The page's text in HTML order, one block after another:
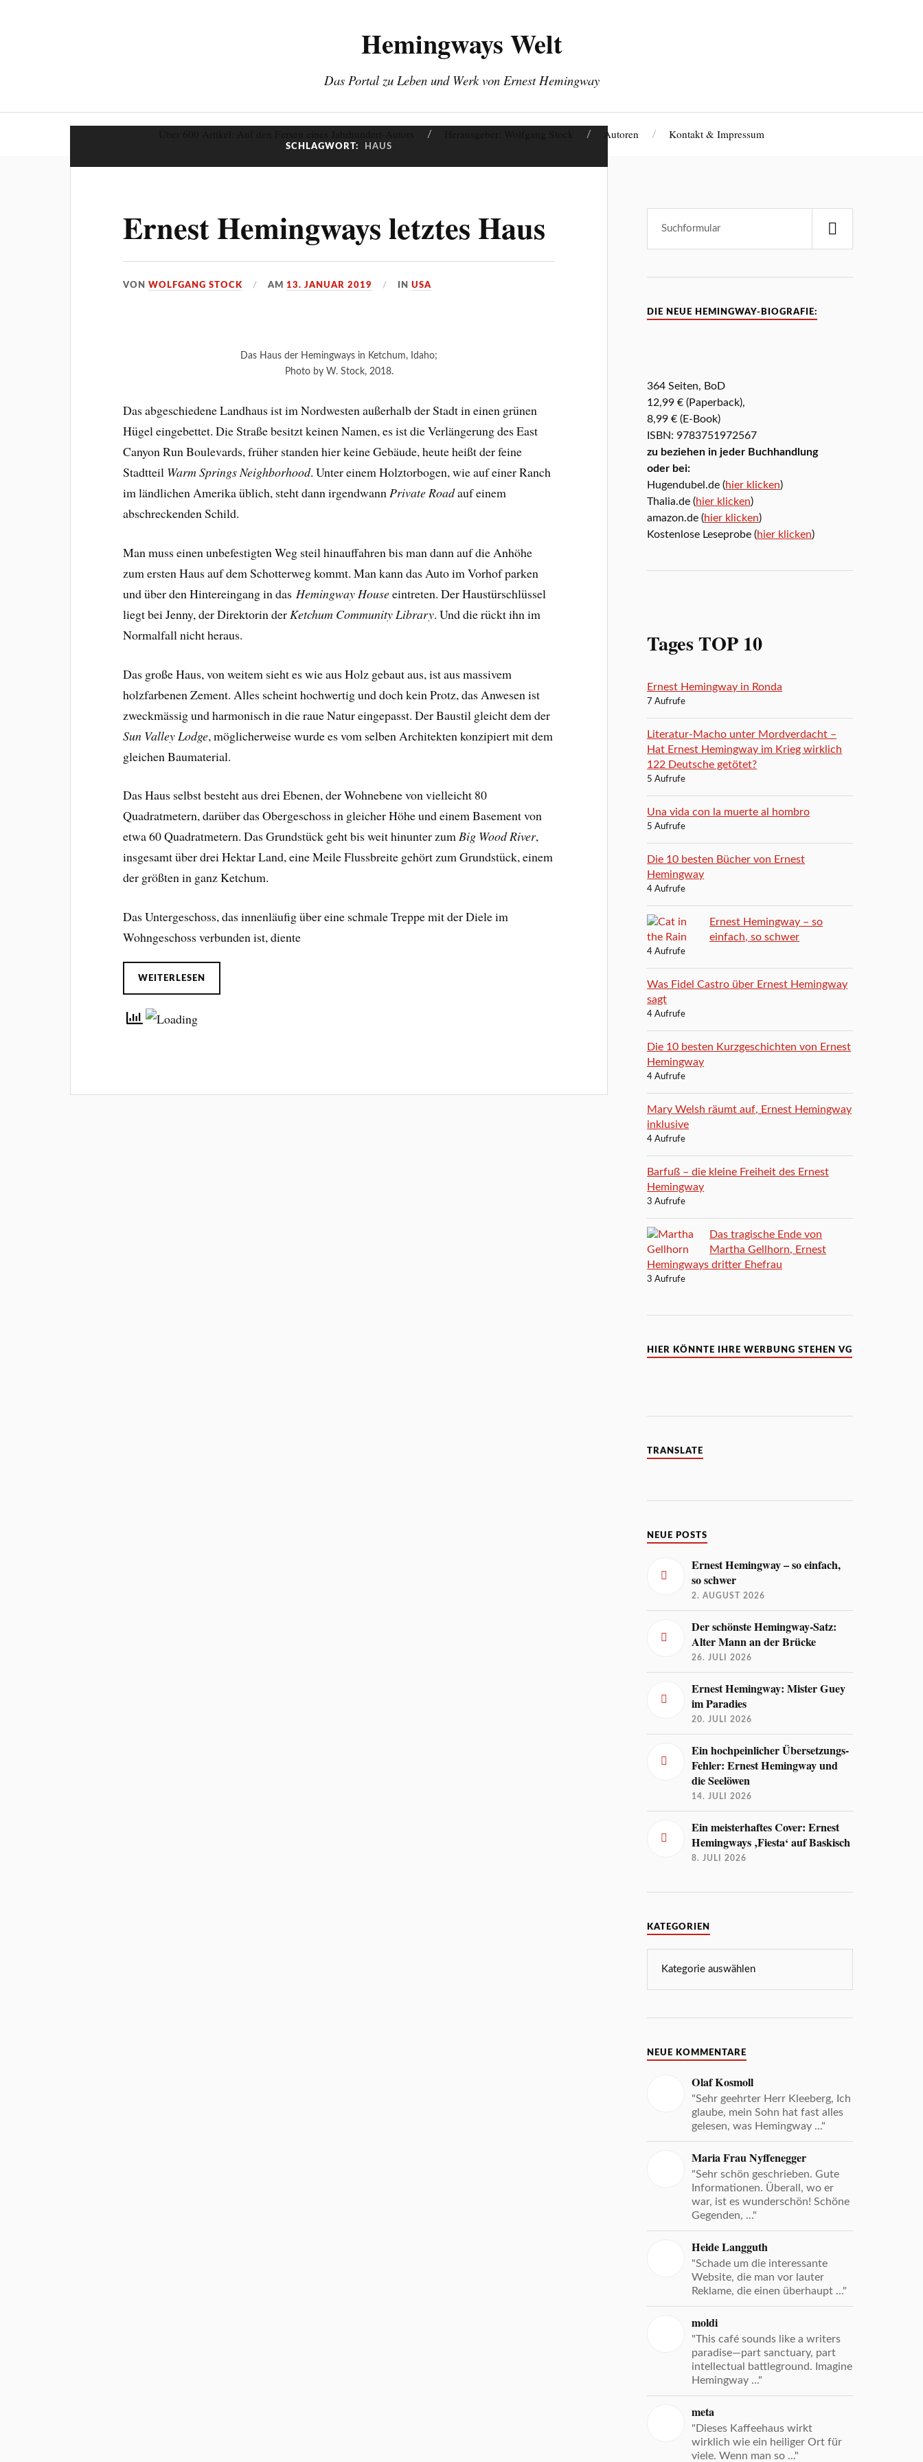
Hemingways Welt
Das Portal zu Leben und Werk von Ernest Hemingway
Autoren Kontakt & Impressum
SCHLAGWORT: HAUS
Ernest Hemingways letztes Haus
VONWOLFGANG STOCK AM13. JANUAR 2019 INUSA
Das Haus der Hemingways in Ketchum, Idaho;
Photo by W. Stock, 2018.
Das abgeschiedene Landhaus ist im Nordwesten außerhalb der Stadt in einen grünen
Hügel eingebettet. Die Straße besitzt keinen Namen, es ist die Verlängerung des East
Canyon Run Boulevards, früher standen hier keine Gebäude, heute heißt der feine
Stadtteil Warm Springs Neighborhood. Unter einem Holztorbogen, wie auf einer Ranch
im ländlichen Amerika üblich, steht dann irgendwannPrivate Roadauf einem
abschreckenden Schild.
Man muss einen unbefestigten Weg steil hinauffahren bis man dann auf die Anhöhe
zum ersten Haus auf dem Schotterweg kommt. Man kann das Auto im Vorhof parken
und über den Hintereingang in das Hemingway Houseeintreten. Der Haustürschlüssel
liegt bei Jenny, der Direktorin der Ketchum Community Library. Und die rückt ihn im
Normalfall nicht heraus.
Das große Haus, von weitem sieht es wie aus Holz gebaut aus, ist aus massivem
holzfarbenen Zement. Alles scheint hochwertig und doch kein Protz, das Anwesen ist
zweckmässig und harmonisch in die raue Natur eingepasst. Der Baustil gleicht dem der
Sun Valley Lodge, möglicherweise wurde es vom selben Architekten konzipiert mit dem
gleichen Baumaterial.
Das Haus selbst besteht aus drei Ebenen, der Wohnebene von vielleicht 80
Quadratmetern, darüber das Obergeschoss in gleicher Höhe und einem Basement von
etwa 60 Quadratmetern. Das Grundstück geht bis weit hinunter zumBig Wood River,
insgesamt über drei Hektar Land, eine Meile Flussbreite gehört zum Grundstück, einem
der größten in ganz Ketchum.
Das Untergeschoss, das innenläufig über eine schmale Treppe mit der Diele im
Wohngeschoss verbunden ist, diente
WEITERLESEN
DIE NEUE HEMINGWAY-BIOGRAFIE:
364 Seiten, BoD
12,99 € (Paperback),
8,99 € (E-Book)
ISBN: 9783751972567
zu beziehen in jeder Buchhandlung
oder bei:
Hugendubel.de (hier klicken)
Thalia.de (hier klicken)
amazon.de (hier klicken)
Kostenlose Leseprobe (hier klicken)
Tages TOP 10
Ernest Hemingway in Ronda
7 Aufrufe
Literatur-Macho unter Mordverdacht –
Hat Ernest Hemingway im Krieg wirklich
122 Deutsche getötet?
5 Aufrufe
Una vida con la muerte al hombro
5 Aufrufe
Die 10 besten Bücher von Ernest
Hemingway
4 Aufrufe
Ernest Hemingway – so
einfach, so schwer
4 Aufrufe
Was Fidel Castro über Ernest Hemingway
sagt
4 Aufrufe
Die 10 besten Kurzgeschichten von Ernest
Hemingway
4 Aufrufe
Mary Welsh räumt auf, Ernest Hemingway
inklusive
4 Aufrufe
Barfuß – die kleine Freiheit des Ernest
Hemingway
3 Aufrufe
Das tragische Ende von
Martha Gellhorn, Ernest
Hemingways dritter Ehefrau
3 Aufrufe
HIER KÖNNTE IHRE WERBUNG STEHEN VG
TRANSLATE
NEUE POSTS
Ernest Hemingway – so einfach,
so schwer
2. AUGUST 2026
Der schönste Hemingway-Satz:
Alter Mann an der Brücke
26. JULI 2026
Ernest Hemingway: Mister Guey
im Paradies
20. JULI 2026
Ein hochpeinlicher Übersetzungs-
Fehler: Ernest Hemingway und
die Seelöwen
14. JULI 2026
Ein meisterhaftes Cover: Ernest
Hemingways ‚Fiesta‘ auf Baskisch
8. JULI 2026
KATEGORIEN
NEUE KOMMENTARE
Olaf Kosmoll
"Sehr geehrter Herr Kleeberg, Ich
glaube, mein Sohn hat fast alles
gelesen, was Hemingway ..."
Maria Frau Nyffenegger
"Sehr schön geschrieben. Gute
Informationen. Überall, wo er
war, ist es wunderschön! Schöne
Gegenden, ..."
Heide Langguth
"Schade um die interessante
Website, die man vor lauter
Reklame, die einen überhaupt ..."
moldi
"This café sounds like a writers
paradise—part sanctuary, part
intellectual battleground. Imagine
Hemingway ..."
meta
"Dieses Kaffeehaus wirkt
wirklich wie ein heiliger Ort für
viele. Wenn man so ..."